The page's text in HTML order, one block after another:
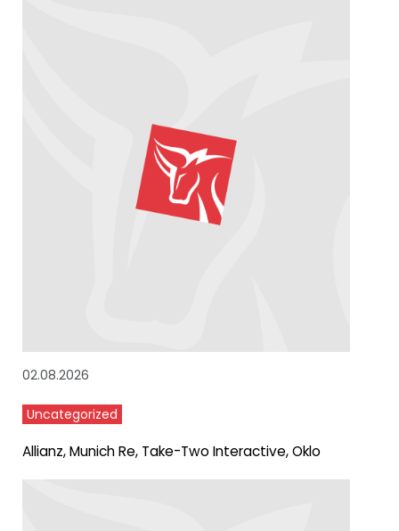
02.08.2026
Uncategorized
Allianz, Munich Re, Take-Two Interactive, Oklo